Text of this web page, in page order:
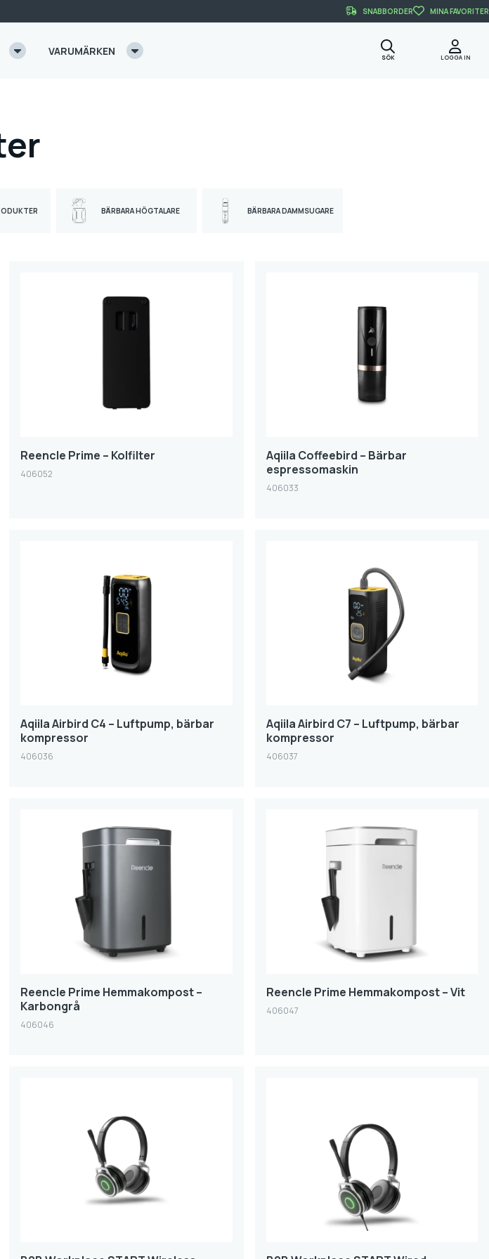
SNABBORDER MINA FAVORITER
VARUMÄRKEN SÖK LOGGA IN
BÄRBARA HÖGTALARE BÄRBARA DAMMSUGARE
Reencle Prime – Kolfilter
406052
Aqiila Coffeebird – Bärbar
espressomaskin
406033
Aqiila Airbird C4 – Luftpump, bärbar
kompressor
406036
Aqiila Airbird C7 – Luftpump, bärbar
kompressor
406037
Reencle Prime Hemmakompost –
Karbongrå
406046
Reencle Prime Hemmakompost – Vit
406047